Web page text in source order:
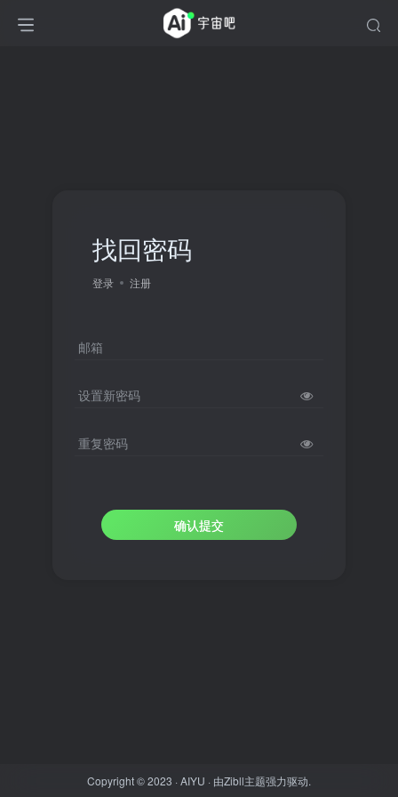
找回密码
登录 注册
邮箱
设置新密码
重复密码
确认提交
Copyright © 2023 ·AIYU · 由Zibll主题强力驱动.